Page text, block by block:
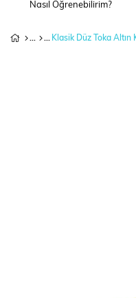
Nasıl Öğrenebilirim?
Klasik Düz Toka Altın